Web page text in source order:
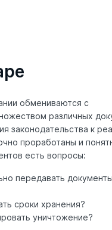
обмениваются с
различных
законодательства к
проработаны и
есть вопросы:
передавать
сроки хранения?
уничтожение?